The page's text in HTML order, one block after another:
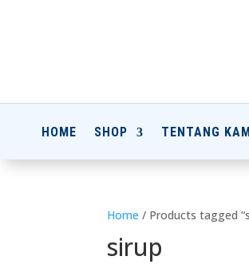
HOME SHOP TENTANG
Home / Products tagged
sirup